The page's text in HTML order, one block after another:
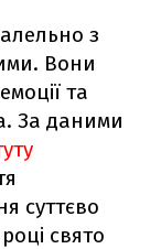
з
Вони
та
За даними
суттєво
свято